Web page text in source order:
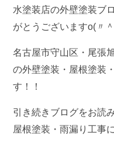
水塗装店の外壁塗装ブ
がとうございますo(〃
名古屋市守山区・尾張
の外壁塗装・屋根塗装
す！！
引き続きブログをお読
屋根塗装・雨漏り工事